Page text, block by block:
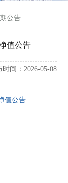
公告
值公告
时间：2026-05-08
值公告